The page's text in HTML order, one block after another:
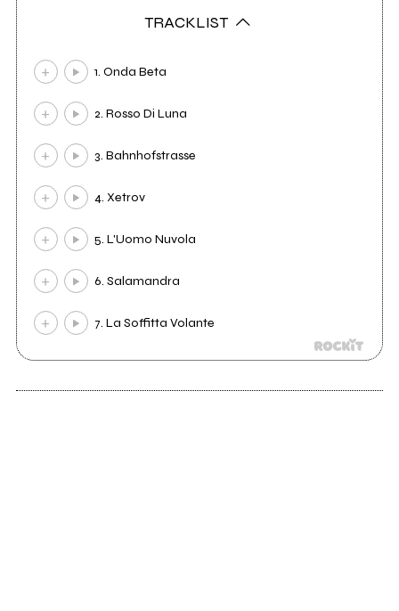
TRACKLIST
1. Onda Beta
2. Rosso Di Luna
3. Bahnhofstrasse
4. Xetrov
5. L'Uomo Nuvola
6. Salamandra
7. La Soffitta Volante